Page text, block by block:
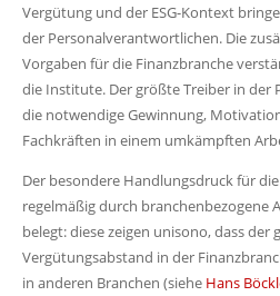
Vergütung und der ESG-Kontext
der Personalverantwortlichen. Die
Vorgaben für die Finanzbranche
die Institute. Der größte Treiber in der
die notwendige Gewinnung,
Fachkräften in einem umkämpften
Der besondere Handlungsdruck für
regelmäßig durch branchenbezogene
belegt: diese zeigen unisono, dass der
Vergütungsabstand in der
in anderen Branchen (siehe Hans